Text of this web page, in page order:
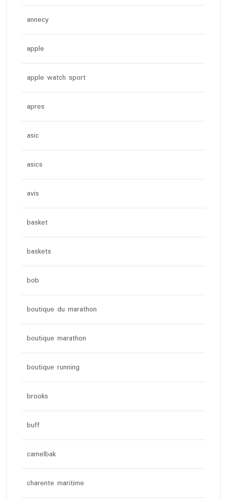
annecy
apple
apple watch sport
apres
asic
asics
avis
basket
baskets
bob
boutique du marathon
boutique marathon
boutique running
brooks
buff
camelbak
charente maritime